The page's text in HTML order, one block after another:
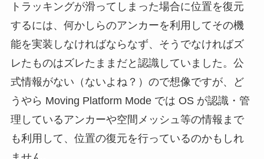
トラッキングが滑ってしまった場合に位置を復元
するには、何かしらのアンカーを利用してその機
能を実装しなければならなず、そうでなければズ
レたものはズレたままだと認識していました。公
式情報がない（ないよね？）ので想像ですが、ど
うやら Moving Platform Mode では OS が認識・管
理しているアンカーや空間メッシュ等の情報まで
も利用して、位置の復元を行っているのかもしれ